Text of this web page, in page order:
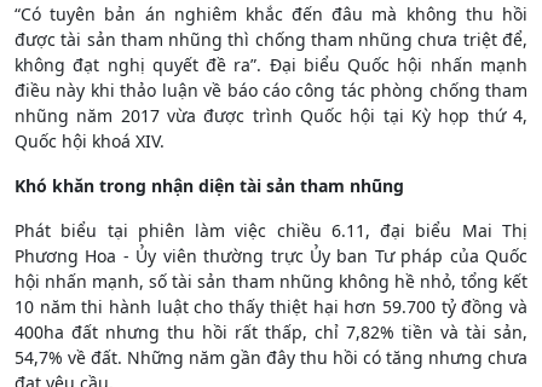
“Có tuyên bản án nghiêm khắc đến đâu mà không thu hồi
được tài sản tham nhũng thì chống tham nhũng chưa triệt để,
không đạt nghị quyết đề ra”. Đại biểu Quốc hội nhấn mạnh
điều này khi thảo luận về báo cáo công tác phòng chống tham
nhũng năm 2017 vừa được trình Quốc hội tại Kỳ họp thứ 4,
Quốc hội khoá XIV.
Khó khăn trong nhận diện tài sản tham nhũng
Phát biểu tại phiên làm việc chiều 6.11, đại biểu Mai Thị
Phương Hoa - Ủy viên thường trực Ủy ban Tư pháp của Quốc
hội nhấn mạnh, số tài sản tham nhũng không hề nhỏ, tổng kết
10 năm thi hành luật cho thấy thiệt hại hơn 59.700 tỷ đồng và
400ha đất nhưng thu hồi rất thấp, chỉ 7,82% tiền và tài sản,
54,7% về đất. Những năm gần đây thu hồi có tăng nhưng chưa